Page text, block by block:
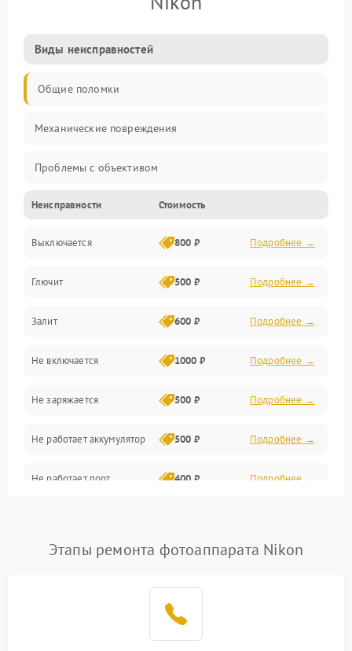
Виды неисправностей
Общие поломки
Механические повреждения
Проблемы с объективом
Электронные ошибки
Механические проблемы
Матрица и оптика
Питание и питание цепей
Проблемы с картами памяти
Объективы
Программные сбои
Коммуникации и интерфейсы
Неисправности Стоимость
Выключается 800 ₽ Подробнее →
Глючит 500 ₽ Подробнее →
Залит 600 ₽ Подробнее →
Не включается 1000 ₽ Подробнее →
Не заряжается 500 ₽ Подробнее →
Не работает аккумулятор 500 ₽ Подробнее →
Не работает порт 400 ₽ Подробнее →
Этапы ремонта фотоаппарата Nikon